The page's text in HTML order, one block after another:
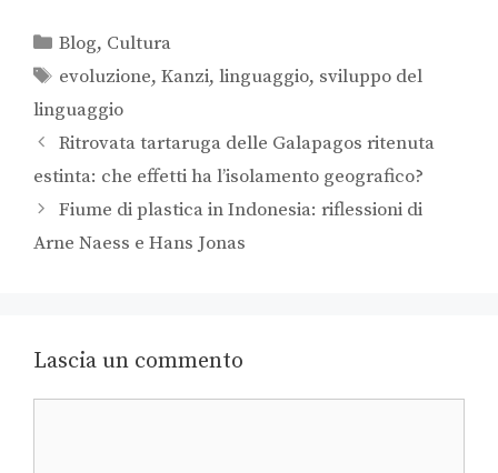
Blog, Cultura
evoluzione,Kanzi,linguaggio, sviluppo del
linguaggio
Ritrovata tartaruga delle Galapagos ritenuta
estinta: che effetti ha l’isolamento geografico?
Fiume di plastica in Indonesia: riflessioni di
Arne Naess e Hans Jonas
Lascia un commento